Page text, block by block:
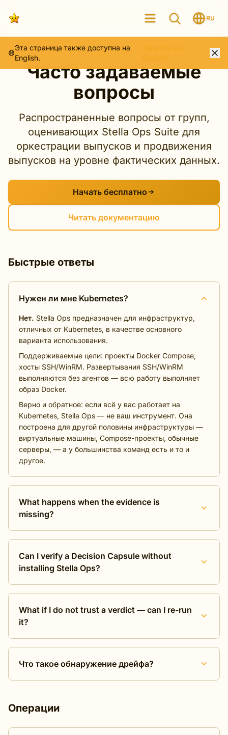
RU
Часто задаваемые
вопросы
Распространенные вопросы от групп,
оценивающих Stella Ops Suite для
оркестрации выпусков и продвижения
выпусков на уровне фактических данных.
Начать бесплатно
Читать документацию
Быстрые ответы
Нужен ли мне Kubernetes?
Нет. Stella Ops предназначен для инфраструктур,
отличных от Kubernetes, в качестве основного
варианта использования.
Поддерживаемые цели: проекты Docker Compose,
хосты SSH/WinRM. Развертывания SSH/WinRM
выполняются без агентов — всю работу выполняет
образ Docker.
Верно и обратное: если всё у вас работает на
Kubernetes, Stella Ops — не ваш инструмент. Она
построена для другой половины инфраструктуры —
виртуальные машины, Compose-проекты, обычные
серверы, — а у большинства команд есть и то и
другое.
What happens when the evidence is
missing?
Can I verify a Decision Capsule without
installing Stella Ops?
What if I do not trust a verdict — can I re-run
it?
Что такое обнаружение дрейфа?
Операции
Эта страница также доступна на
English.